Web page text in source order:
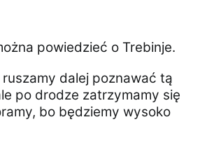
powiedzieć o Trebinje.
dalej poznawać tą
po drodze zatrzymamy się
bo będziemy wysoko